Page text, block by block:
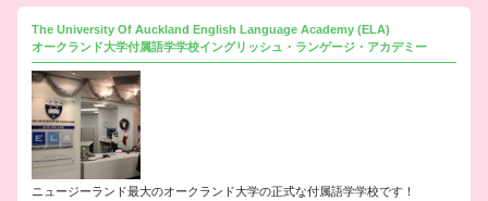
The University Of Auckland English Language Academy (ELA)
オークランド大学付属語学学校イングリッシュ・ランゲージ・アカデミー
ニュージーランド最大のオークランド大学の正式な付属語学学校です！